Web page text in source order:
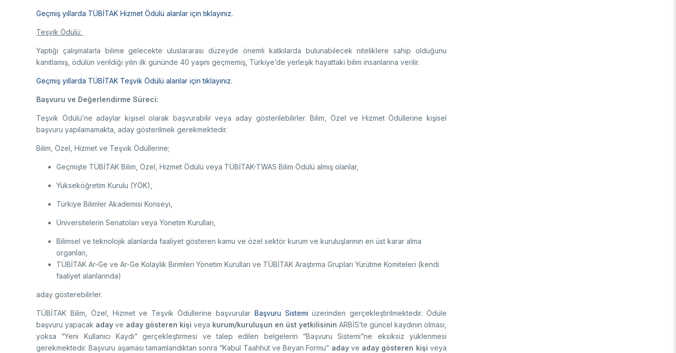
Geçmiş yıllarda TÜBİTAK Hizmet Ödülü alanlar için tıklayınız.
Teşvik Ödülü:
Yaptığı çalışmalarla bilime gelecekte uluslararası düzeyde önemli katkılarda bulunabilecek niteliklere sahip olduğunu
kanıtlamış, ödülün verildiği yılın ilk gününde 40 yaşını geçmemiş, Türkiye’de yerleşik hayattaki bilim insanlarına verilir.
Geçmiş yıllarda TÜBİTAK Teşvik Ödülü alanlar için tıklayınız.
Başvuru ve Değerlendirme Süreci:
Teşvik Ödülü’ne adaylar kişisel olarak başvurabilir veya aday gösterilebilirler. Bilim, Özel ve Hizmet Ödüllerine kişisel
başvuru yapılamamakta, aday gösterilmek gerekmektedir.
Bilim, Özel, Hizmet ve Teşvik Ödüllerine;
Geçmişte TÜBİTAK Bilim, Özel, Hizmet Ödülü veya TÜBİTAK-TWAS Bilim Ödülü almış olanlar,
Yükseköğretim Kurulu (YÖK),
Türkiye Bilimler Akademisi Konseyi,
Üniversitelerin Senatoları veya Yönetim Kurulları,
Bilimsel ve teknolojik alanlarda faaliyet gösteren kamu ve özel sektör kurum ve kuruluşlarının en üst karar alma
organları,
TÜBİTAK Ar-Ge ve Ar-Ge Kolaylık Birimleri Yönetim Kurulları ve TÜBİTAK Araştırma Grupları Yürütme Komiteleri (kendi
faaliyet alanlarında)
aday gösterebilirler.
TÜBİTAK Bilim, Özel, Hizmet ve Teşvik Ödüllerine başvurular Başvuru Sistemi üzerinden gerçekleştirilmektedir. Ödüle
başvuru yapacak aday ve aday gösteren kişi veya kurum/kuruluşun en üst yetkilisinin ARBİS’te güncel kaydının olması,
yoksa “Yeni Kullanıcı Kaydı” gerçekleştirmesi ve talep edilen belgelerin “Başvuru Sistemi”ne eksiksiz yüklenmesi
gerekmektedir. Başvuru aşaması tamamlandıktan sonra “Kabul Taahhüt ve Beyan Formu” adayve aday gösteren kişi veya